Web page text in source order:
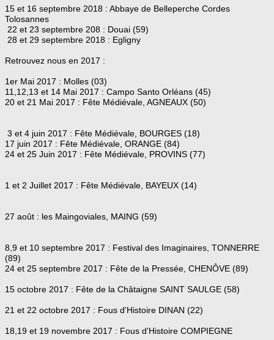
15 et 16 septembre 2018 : Abbaye de Belleperche Cordes
Tolosannes
22 et 23 septembre 208 : Douai (59)
28 et 29 septembre 2018 : Egligny
Retrouvez nous en 2017 :
1er Mai 2017 : Molles (03)
11,12,13 et 14 Mai 2017 : Campo Santo Orléans (45)
20 et 21 Mai 2017 : Fête Médiévale, AGNEAUX (50)
3 et 4 juin 2017 : Fête Médiévale, BOURGES (18)
17 juin 2017 : Fête Médiévale, ORANGE (84)
24 et 25 Juin 2017 : Fête Médiévale, PROVINS (77)
1 et 2 Juillet 2017 : Fête Médiévale, BAYEUX (14)
27 août : les Maingoviales, MAING (59)
8,9 et 10 septembre 2017 : Festival des Imaginaires, TONNERRE
(89)
24 et 25 septembre 2017 : Fête de la Pressée, CHENÔVE (89)
15 octobre 2017 : Fête de la Châtaigne SAINT SAULGE (58)
21 et 22 octobre 2017 : Fous d'Histoire DINAN (22)
18,19 et 19 novembre 2017 : Fous d'Histoire COMPIEGNE